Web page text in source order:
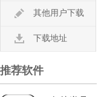
其他用户下载
下载地址
推荐软件